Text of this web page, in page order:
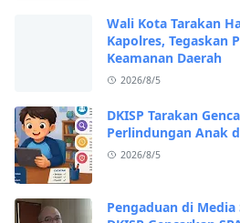
Wali Kota Tarakan
Kapolres, Tegaskan
Keamanan Daerah
2026/8/5
DKISP Tarakan
Perlindungan Anak
2026/8/5
Pengaduan di